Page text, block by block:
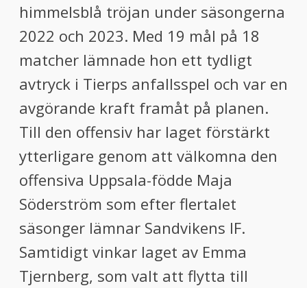
himmelsblå tröjan under säsongerna
2022 och 2023. Med 19 mål på 18
matcher lämnade hon ett tydligt
avtryck i Tierps anfallsspel och var en
avgörande kraft framåt på planen.
Till den offensiv har laget förstärkt
ytterligare genom att välkomna den
offensiva Uppsala-födde Maja
Söderström som efter flertalet
säsonger lämnar Sandvikens IF.
Samtidigt vinkar laget av Emma
Tjernberg, som valt att flytta till